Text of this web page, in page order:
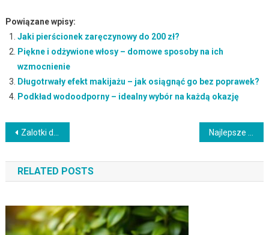
Powiązane wpisy:
Jaki pierścionek zaręczynowy do 200 zł?
Piękne i odżywione włosy – domowe sposoby na ich
wzmocnienie
Długotrwały efekt makijażu – jak osiągnąć go bez poprawek?
Podkład wodoodporny – idealny wybór na każdą okazję
Nawigacja
wpisu
Zalotki do rzęs: mechaniczne czy podgrzewane? Porady i techniki
RELATED POSTS